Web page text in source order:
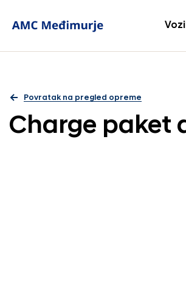
Povratak na pregled opreme
Charge paket